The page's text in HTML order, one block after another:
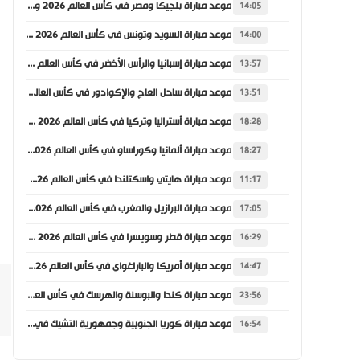
14:05 موعد مباراة بلجيكا ومصر في كأس العالم 2026 والقنوات الناقلة
14:00 موعد مباراة السويد وتونس في كأس العالم 2026 والقنوات الناقلة
13:57 موعد مباراة إسبانيا والرأس الأخضر في كأس العالم 2026 والقنوات الناقلة
13:51 موعد مباراة ساحل العاج والإكوادور في كأس العالم 2026 والقنوات الناقلة
18:28 موعد مباراة أستراليا وتركيا في كأس العالم 2026 والقنوات الناقلة
18:27 موعد مباراة ألمانيا وكوراساو في كأس العالم 2026 والقنوات الناقلة
11:17 موعد مباراة هايتي واسكتلندا في كأس العالم 2026 والقنوات الناقلة
17:05 موعد مباراة البرازيل والمغرب في كأس العالم 2026 والقنوات الناقلة
16:29 موعد مباراة قطر وسويسرا في كأس العالم 2026 والقنوات الناقلة
14:47 موعد مباراة أمريكا والباراغواي في كأس العالم 2026 والقنوات الناقلة
23:56 موعد مباراة كندا والبوسنة والهرسك في كأس العالم 2026 والقنوات الناقلة
16:54 موعد مباراة كوريا الجنوبية وجمهورية التشيك في كأس العالم 2026 والقنوات الناقلة